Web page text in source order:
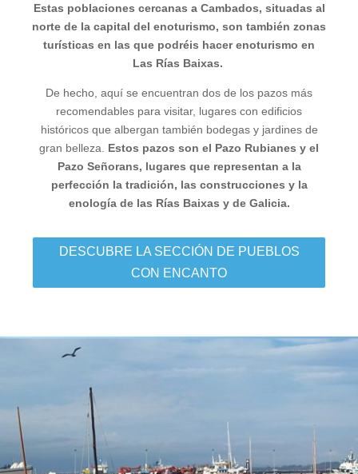
Estas poblaciones cercanas a Cambados, situadas al
norte de la capital del enoturismo, son también zonas
turísticas en las que podréis hacer enoturismo en
Las Rías Baixas.
De hecho, aquí se encuentran dos de los pazos más
recomendables para visitar, lugares con edificios
históricos que albergan también bodegas y jardines de
gran belleza.
Estos pazos son el Pazo Rubianes y el
Pazo Señorans, lugares que representan a la
perfección la tradición, las construcciones y la
enología de las Rías Baixas y de Galicia.
DESCUBRE LA SECCIÓN DE PUEBLOS
CON ENCANTO